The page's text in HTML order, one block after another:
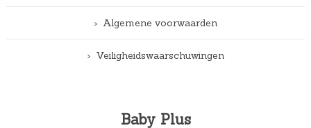
Algemene voorwaarden
Veiligheidswaarschuwingen
Baby Plus